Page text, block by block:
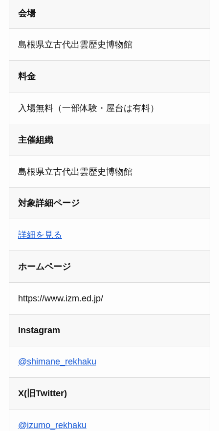
会場
島根県立古代出雲歴史博物館
料金
入場無料（一部体験・屋台は有料）
主催組織
島根県立古代出雲歴史博物館
対象詳細ページ
詳細を見る
ホームページ
https://www.izm.ed.jp/
Instagram
@shimane_rekhaku
X(旧Twitter)
@izumo_rekhaku